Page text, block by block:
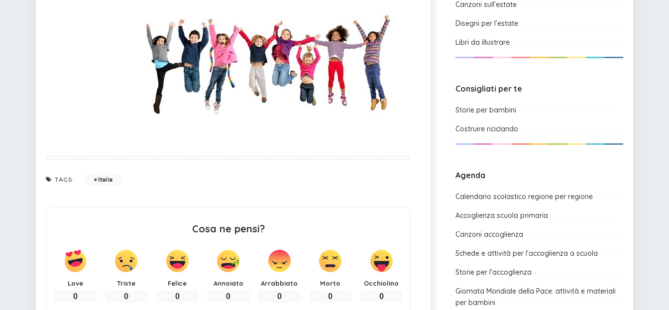
TAGS: Italia
Cosa ne pensi?
Love
0
Triste
0
Felice
0
Annoiato
0
Arrabbiato
0
Morto
0
Occhiolino
0
Canzoni sull’estate
Disegni per l’estate
Libri da illustrare
Consigliati per te
Storie per bambini
Costruire riciclando
Agenda
Calendario scolastico regione per regione
Accoglienza scuola primaria
Canzoni accoglienza
Schede e attività per l’accoglienza a scuola
Storie per l’accoglienza
Giornata Mondiale della Pace: attività e materiali
per bambini